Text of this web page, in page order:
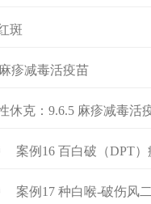
斑
疹减毒活疫苗
休克：9.6.5 麻疹减毒活
]案例16 百白破（DPT
]案例17 种白喉-破伤风